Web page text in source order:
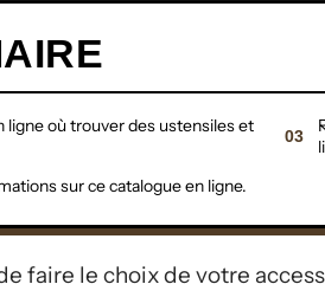
ligne où trouver des ustensiles et
sur ce catalogue en ligne.
faire le choix de votre